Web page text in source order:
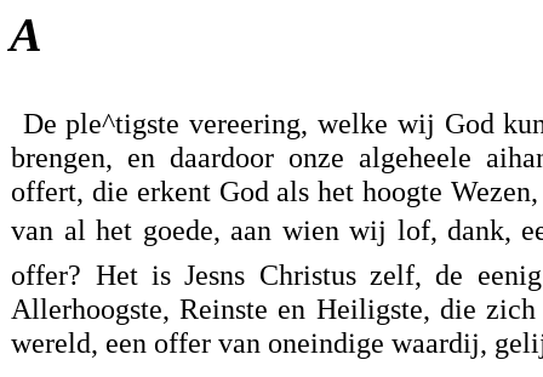
A
De ple^tigste vereering, welke wij God
brengen, en daardoor onze algeheele
offert, die erkent God als het hoogte
van al het goede, aan wien wij lof, dank,
offer? Het is Jesns Christus zelf, de
Allerhoogste, Reinste en Heiligste, die
wereld, een offer van oneindige waardij,